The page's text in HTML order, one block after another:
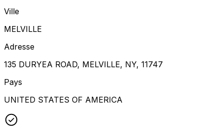
Ville
MELVILLE
Adresse
135 DURYEA ROAD, MELVILLE, NY, 11747
Pays
UNITED STATES OF AMERICA